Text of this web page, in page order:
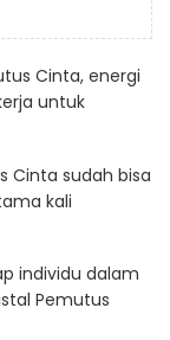
Cinta, energi
untuk
Cinta sudah bisa
kali
individu dalam
Pemutus